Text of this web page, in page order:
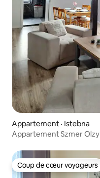
Appartement · Istebna
Appartement Szmer Olzy
Coup de cœur voyageurs
Coup de cœur voyageurs